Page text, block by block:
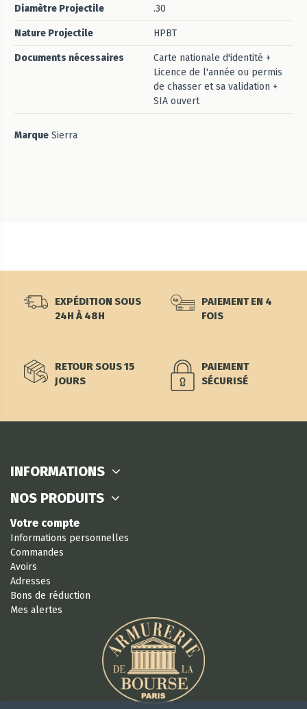
Diamètre Projectile .30
Nature Projectile HPBT
Documents nécessaires
Carte nationale d'identité +
Licence de l'année ou permis
de chasser et sa validation +
SIA ouvert
Marque Sierra
EXPÉDITION SOUS
24H À 48H
PAIEMENT EN 4
FOIS
RETOUR SOUS 15
JOURS
PAIEMENT
SÉCURISÉ
INFORMATIONS
NOS PRODUITS
Votre compte
Informations personnelles
Commandes
Avoirs
Adresses
Bons de réduction
Mes alertes